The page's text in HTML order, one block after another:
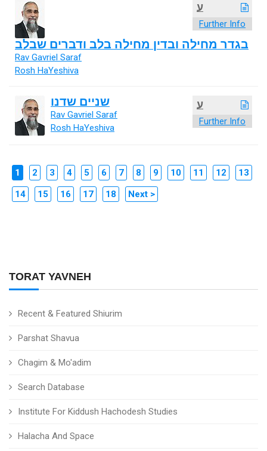
TORAT YAVNEH
Recent & Featured Shiurim
Parshat Shavua
Chagim & Mo'adim
Search Database
Institute For Kiddush Hachodesh Studies
Halacha And Space
ע
Further Info
בגדר מחילה ובדין מחילה בלב ודברים שבלב
Rav Gavriel Saraf
Rosh HaYeshiva
ע
Further Info
שניים שדנו
Rav Gavriel Saraf
Rosh HaYeshiva
1 2 3 4 5 6 7 8 9 10 11 12
13
14
15 16 17 18 Next >